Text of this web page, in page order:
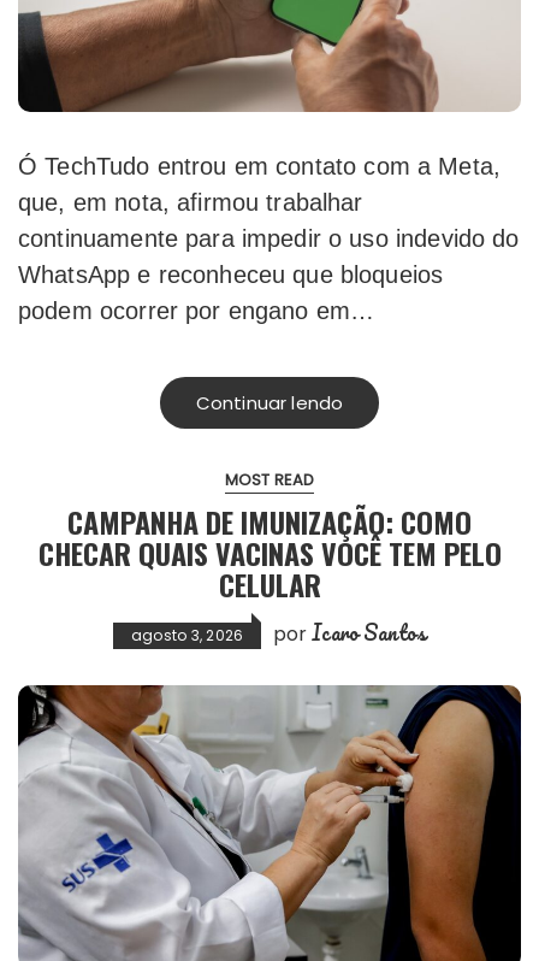
Ó TechTudo entrou em contato com a Meta,
que, em nota, afirmou trabalhar
continuamente para impedir o uso indevido do
WhatsApp e reconheceu que bloqueios
podem ocorrer por engano em…
Continuar lendo
MOST READ
CAMPANHA DE IMUNIZAÇÃO: COMO
CHECAR QUAIS VACINAS VOCÊ TEM PELO
CELULAR
agosto 3, 2026 porIcaro Santos